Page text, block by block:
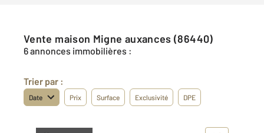
Vente maison Migne auxances (86440)
6 annonces immobilières :
Trier par :
Date Prix Surface Exclusivité DPE